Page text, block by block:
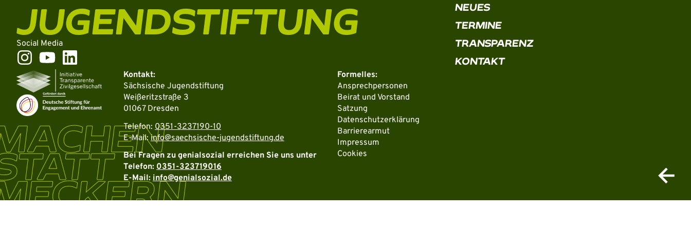
JUGENDSTIFTUNG
Social Media
NEUES
TERMINE
TRANSPARENZ
KONTAKT
Kontakt:
Sächsische Jugendstiftung
Weißeritzstraße 3
01067 Dresden
Telefon: 0351-3237190-10
E-Mail:info@saechsische-jugendstiftung.de
Bei Fragen zu genialsozial erreichen Sie uns unter
Telefon: 0351-323719016
E-Mail: info@genialsozial.de
Formelles:
Ansprechpersonen
Beirat und Vorstand
Satzung
Datenschutzerklärung
Barrierearmut
Impressum
Cookies